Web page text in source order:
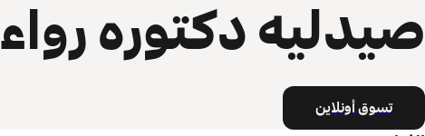
صيدليه دكتوره رواء
تسوق أونلاين